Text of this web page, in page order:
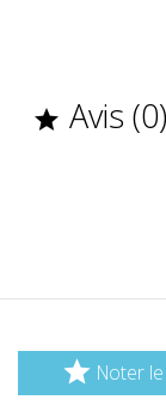
 Avis
 Noter